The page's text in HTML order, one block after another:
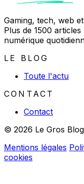
Gaming, tech, web
Plus de 1500
numérique
LE BLOG
Toute l'actu
CONTACT
Contact
© 2026 Le Gros
Mentions légales
cookies